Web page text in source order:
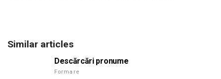
Similar articles
Descărcări pronume
Formare